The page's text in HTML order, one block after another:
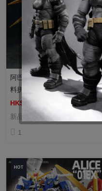
阿巴瓦空模玩 1/100 戰神號 塑
料拼裝模型（帶特典）
HK$199
新品
1